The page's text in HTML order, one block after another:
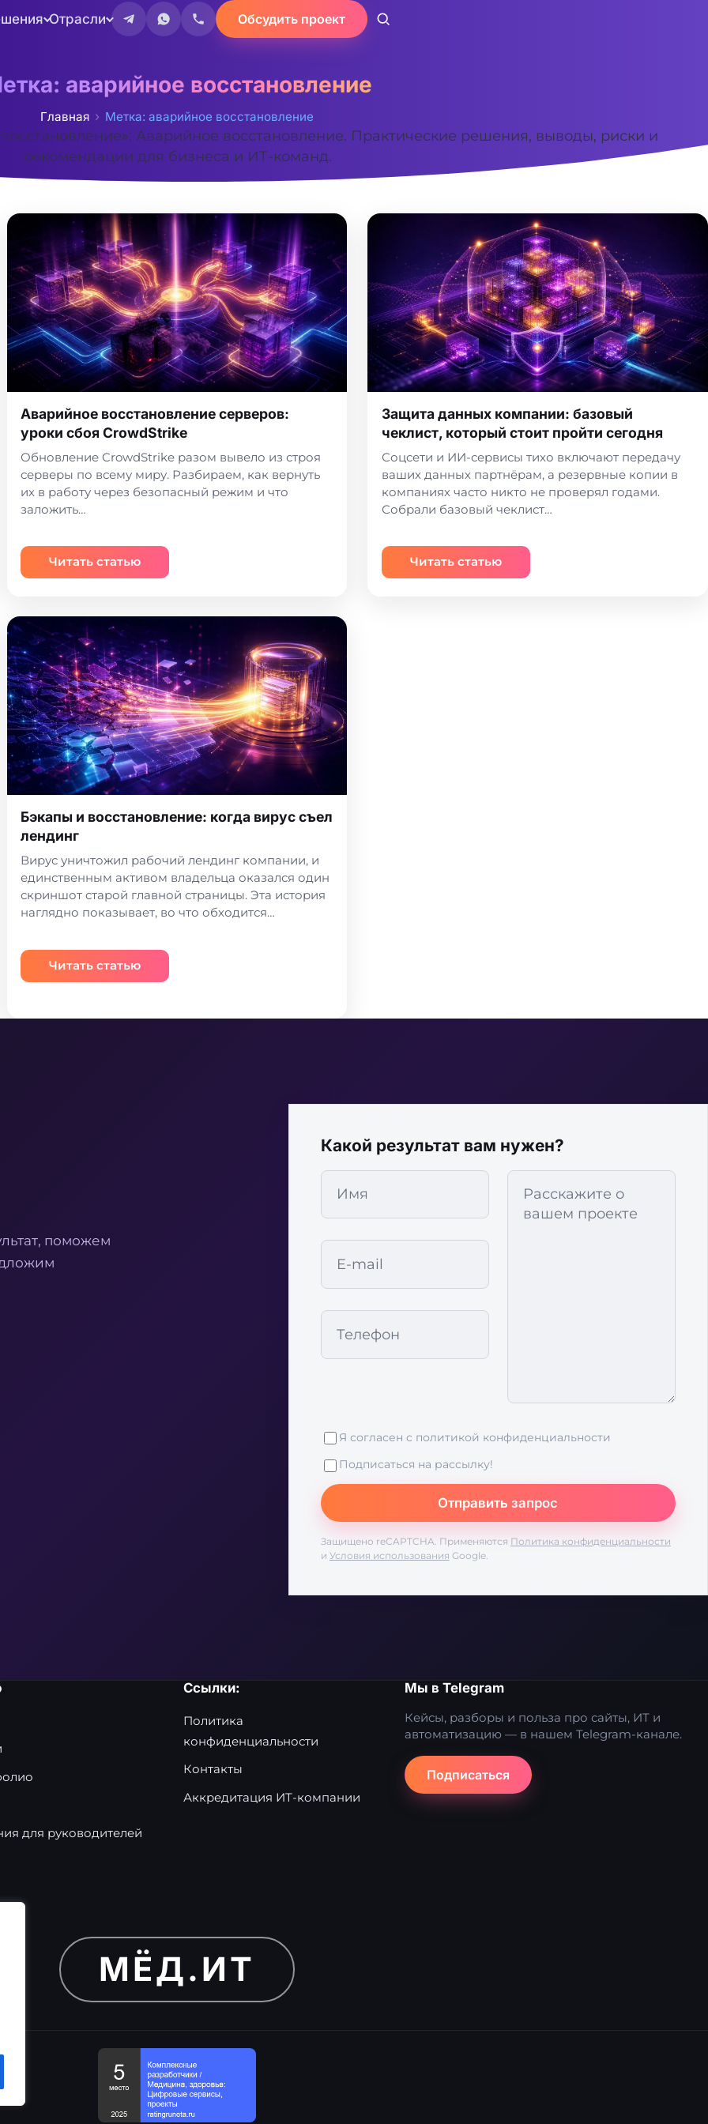
Отрасли Обсудить проект
аварийное восстановление
Главная Метка: аварийное восстановление
Аварийное восстановление. Практические решения, выводы, риски и
рекомендации для бизнеса и ИТ-команд.
Аварийное восстановление серверов:
уроки сбоя CrowdStrike
Обновление CrowdStrike разом вывело из строя
серверы по всему миру. Разбираем, как вернуть
их в работу через безопасный режим и что
заложить…
Читать статью
Защита данных компании: базовый
чеклист, который стоит пройти сегодня
Соцсети и ИИ-сервисы тихо включают передачу
ваших данных партнёрам, а резервные копии в
компаниях часто никто не проверял годами.
Собрали базовый чеклист…
Читать статью
Бэкапы и восстановление: когда вирус съел
лендинг
Вирус уничтожил рабочий лендинг компании, и
единственным активом владельца оказался один
скриншот старой главной страницы. Эта история
наглядно показывает, во что обходится…
Читать статью
поможем
Какой результат вам нужен?
Я согласен с политикой конфиденциальности
Подписаться на рассылку!
Защищено reCAPTCHA. Применяются Политика конфиденциальности
и Условия использования Google.
для руководителей
Ссылки:
Политика
конфиденциальности
Контакты
Аккредитация ИТ-компании
Мы в Telegram
Кейсы, разборы и польза про сайты, ИТ и
автоматизацию — в нашем Telegram-канале.
Подписаться
МЁД.ИТ